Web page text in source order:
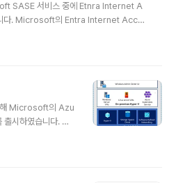
SASE 서비스 중에 Etnra Internet A
다. Microsoft의 Entra Internet Acce
넷 접속에 대해 인증 기반으로 제어와 가
연결.Client는 관리자가 정의한 Micros
제어됨.Secure Web Gate..
해 Microsoft의 Azu
시하였습니다. Mi
가상화 시스템인 H